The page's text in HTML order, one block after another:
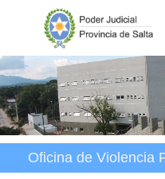
Oficina de Violencia